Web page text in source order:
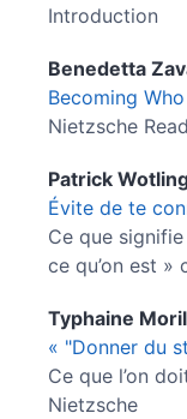
Introduction
Benedetta
Becoming
Nietzsche
Patrick
Évite de te
Ce que
ce qu’on est »
Typhaine
« "Donner du
Ce que l’on
Nietzsche